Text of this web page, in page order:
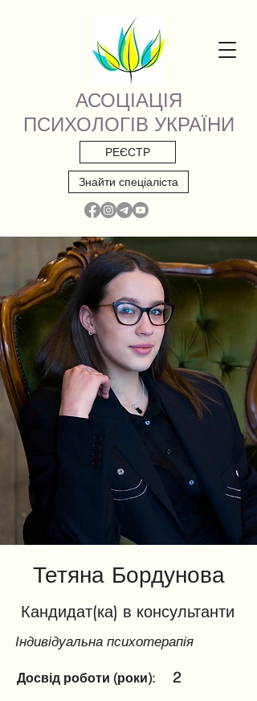
АСОЦІАЦІЯ
ПСИХОЛОГІВ УКРАЇНИ
РЕЄСТР
Знайти спеціаліста
Тетяна Бордунова
Кандидат(ка) в консультанти
Індивідуальна психотерапія
Досвід роботи (роки): 2